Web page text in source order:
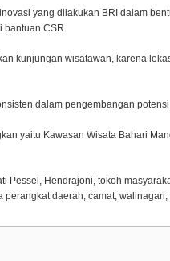
yang dilakukan BRI dalam
bantuan CSR.
kunjungan wisatawan, karena
dalam pengembangan
yaitu Kawasan Wisata Bahari
Pessel, Hendrajoni, tokoh
perangkat daerah, camat,